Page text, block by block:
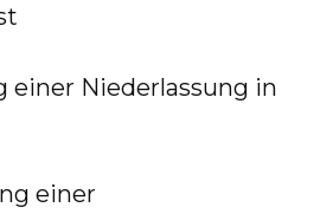
einer Niederlassung in
einer